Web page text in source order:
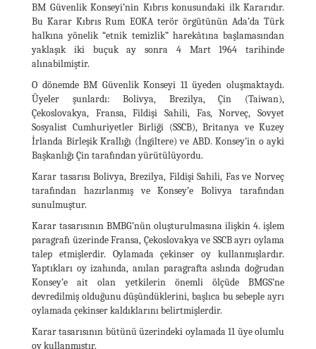
BM Güvenlik Konseyi’nin Kıbrıs konusundaki ilk Kararıdır.
Bu Karar Kıbrıs Rum EOKA terör örgütünün Ada’da Türk
halkına yönelik “etnik temizlik” harekâtına başlamasından
yaklaşık iki buçuk ay sonra 4 Mart 1964 tarihinde
alınabilmiştir.
O dönemde BM Güvenlik Konseyi 11 üyeden oluşmaktaydı.
Üyeler şunlardı: Bolivya, Brezilya, Çin (Taiwan),
Çekoslovakya, Fransa, Fildişi Sahili, Fas, Norveç, Sovyet
Sosyalist Cumhuriyetler Birliği (SSCB), Britanya ve Kuzey
İrlanda Birleşik Krallığı (İngiltere) ve ABD. Konsey’in o ayki
Başkanlığı Çin tarafından yürütülüyordu.
Karar tasarısı Bolivya, Brezilya, Fildişi Sahili, Fas ve Norveç
tarafından hazırlanmış ve Konsey’e Bolivya tarafından
sunulmuştur.
Karar tasarısının BMBG’nün oluşturulmasına ilişkin 4. işlem
paragrafı üzerinde Fransa, Çekoslovakya ve SSCB ayrı oylama
talep etmişlerdir. Oylamada çekinser oy kullanmışlardır.
Yaptıkları oy izahında, anılan paragrafta aslında doğrudan
Konsey’e ait olan yetkilerin önemli ölçüde BMGS’ne
devredilmiş olduğunu düşündüklerini, başlıca bu sebeple ayrı
oylamada çekinser kaldıklarını belirtmişlerdir.
Karar tasarısının bütünü üzerindeki oylamada 11 üye olumlu
oy kullanmıştır.